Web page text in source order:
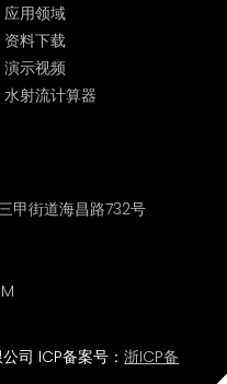
应用领域
资料下载
演示视频
水射流计算器
甲街道海昌路732号
司 ICP备案号：浙ICP备